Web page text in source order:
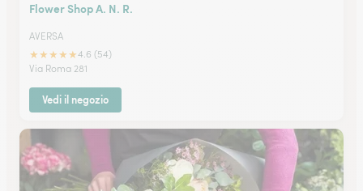
Flower Shop A. N. R.
AVERSA
★★★★★4.6 (54)
Via Roma 281
Vedi il negozio